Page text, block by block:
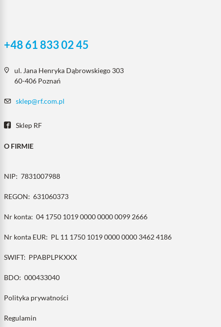
+48 61 833 02 45
ul. Jana Henryka Dąbrowskiego 303
60-406 Poznań
sklep@rf.com.pl
Sklep RF
O FIRMIE
NIP: 7831007988
REGON: 631060373
Nr konta: 04 1750 1019 0000 0000 0099 2666
Nr konta EUR: PL 11 1750 1019 0000 0000 3462 4186
SWIFT: PPABPLPKXXX
BDO: 000433040
Polityka prywatności
Regulamin